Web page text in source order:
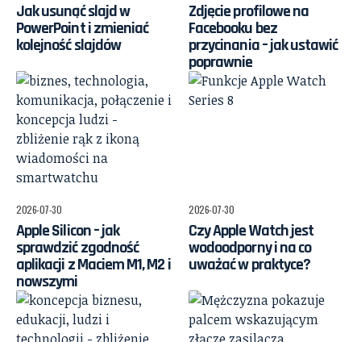
Jak usunąć slajd w
PowerPoint i zmieniać
kolejność slajdów
Zdjęcie profilowe na
Facebooku bez
przycinania – jak ustawić
poprawnie
2026-07-30
Apple Silicon – jak
sprawdzić zgodność
aplikacji z Maciem M1, M2 i
nowszymi
2026-07-30
Czy Apple Watch jest
wodoodporny i na co
uważać w praktyce?